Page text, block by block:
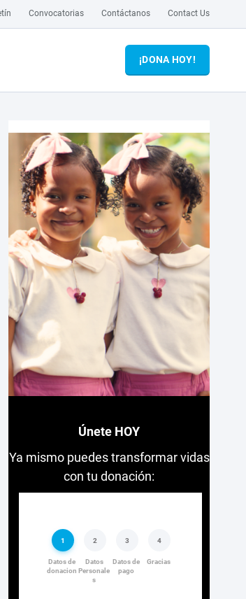
Convocatorias Contáctanos Contact Us
¡DONA HOY!
Únete HOY
Ya mismo puedes transformar vidas
con tu donación: